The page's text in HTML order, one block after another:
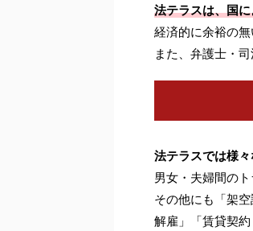
法テラスは、国
経済的に余裕の
また、弁護士・
法テラスでは様々
男女・夫婦間の
その他にも「架
解雇」「賃貸契